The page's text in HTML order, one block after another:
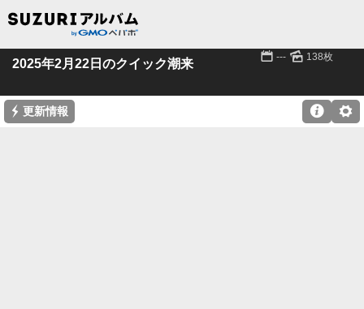
2025年2月22日のクイック潮来 📅 --- 🌄 138枚
⚡ 更新情報 ⚙
